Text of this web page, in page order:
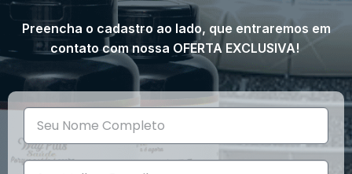
Preencha o cadastro ao lado, que entraremos em
contato com nossa OFERTA EXCLUSIVA!